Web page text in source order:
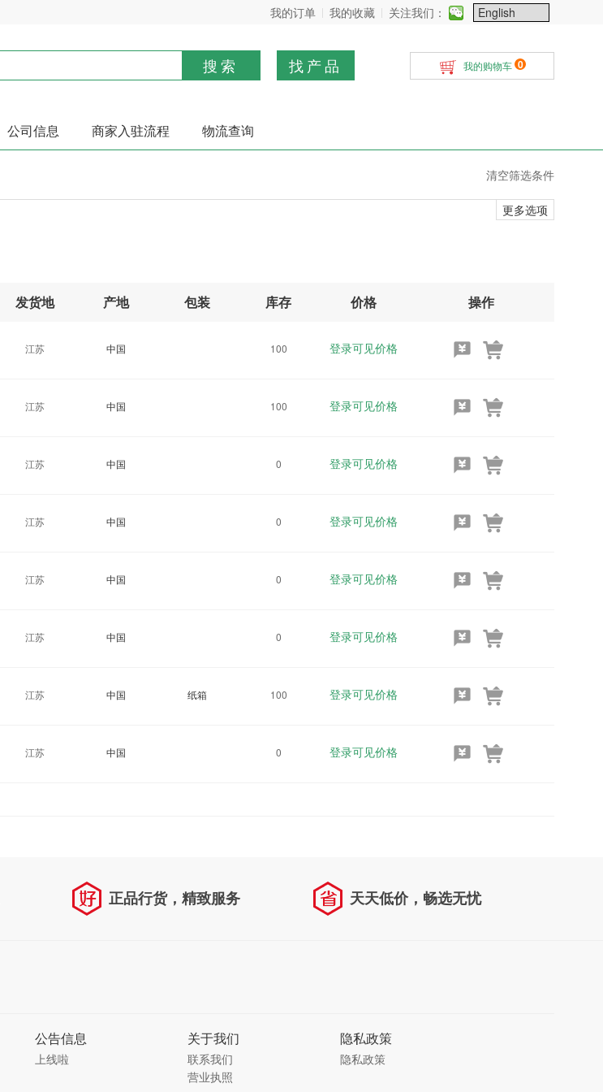
我的订单 我的收藏 关注我们：
搜索 找产品 我的购物车 0
公司信息 商家入驻流程 物流查询
清空筛选条件
更多选项
发货地 产地 包装 库存 价格 操作
江苏 中国 100 登录可见价格
江苏 中国 100 登录可见价格
江苏 中国 0 登录可见价格
江苏 中国 0 登录可见价格
江苏 中国 0 登录可见价格
江苏 中国 0 登录可见价格
江苏 中国 纸箱 100 登录可见价格
江苏 中国 0 登录可见价格
正品行货，精致服务 天天低价，畅选无忧
公告信息
上线啦
关于我们
联系我们
营业执照
隐私政策
隐私政策